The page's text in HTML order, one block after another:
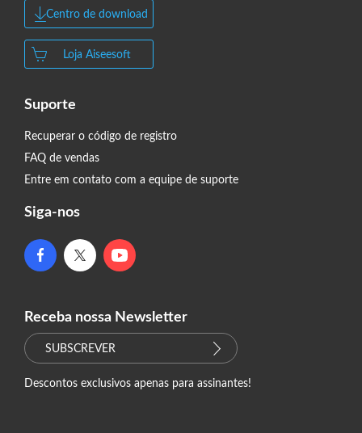
Centro de download
Loja Aiseesoft
Suporte
Recuperar o código de registro
FAQ de vendas
Entre em contato com a equipe de suporte
Siga-nos
Receba nossa Newsletter
SUBSCREVER
Descontos exclusivos apenas para assinantes!